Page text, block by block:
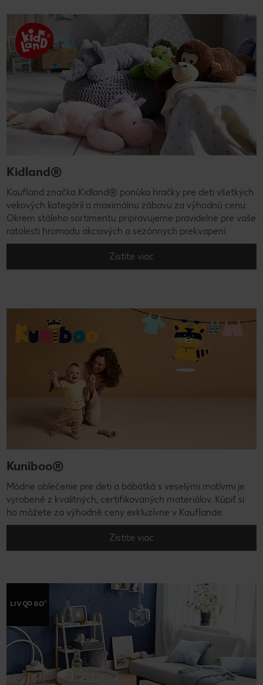
Kidland®
Kaufland značka Kidland® ponúka hračky pre deti všetkých
vekových kategórií a maximálnu zábavu za výhodnú cenu.
Okrem stáleho sortimentu pripravujeme pravidelne pre vaše
ratolesti hromadu akciových a sezónnych prekvapení.
Zistite viac
Kuniboo®
Módne oblečenie pre deti a bábätká s veselými motívmi je
vyrobené z kvalitných, certifikovaných materiálov. Kúpiť si
ho môžete za výhodné ceny exkluzívne v Kauflande.
Zistite viac